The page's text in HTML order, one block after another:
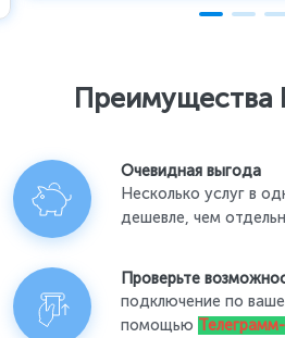
Преимущества
Очевидная выгода
Несколько услуг в
дешевле, чем
Проверьте
подключение по
помощью